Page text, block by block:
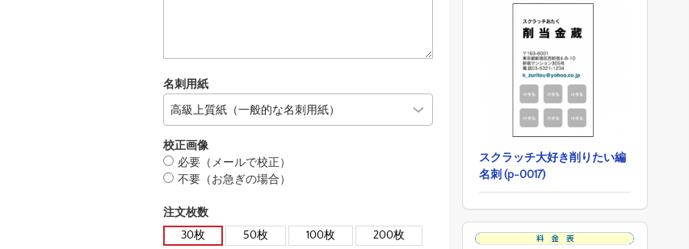
名刺用紙
校正画像
必要（メールで校正）
不要（お急ぎの場合）
注文枚数
30枚
50枚 100枚
200枚
スクラッチ大好き削りたい編
名刺 (p-0017)